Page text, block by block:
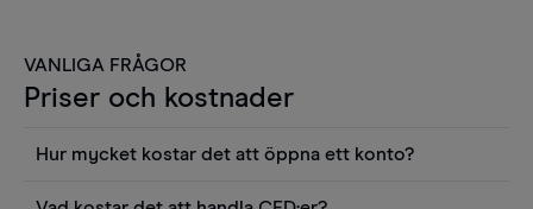
VANLIGA FRÅGOR
Priser och kostnader
Hur mycket kostar det att öppna ett konto?